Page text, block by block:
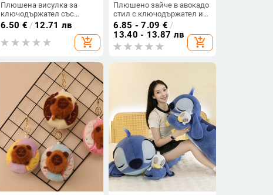
Плюшена висулка за
ключодържател със
сладки морски животни —
малка акула и кит
6.50 € / 12.71 лв
add_shopping_cart
Плюшено зайче в авокадо
стил с ключодържател и
подвеска за раница
6.85 - 7.09 € /
13.40 - 13.87 лв
add_shopping_cart